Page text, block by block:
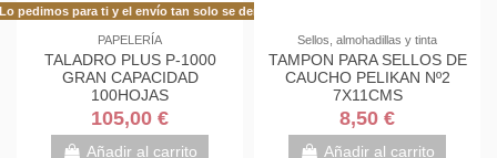
pedimos para ti y el envío tan solo se demora 48h más de lo habitual!
PAPELERÍA
TALADRO PLUS P-1000
GRAN CAPACIDAD
100HOJAS
105,00 €
Añadir al carrito
Sellos, almohadillas y tinta
TAMPON PARA SELLOS DE
CAUCHO PELIKAN Nº2
7X11CMS
8,50 €
Añadir al carrito